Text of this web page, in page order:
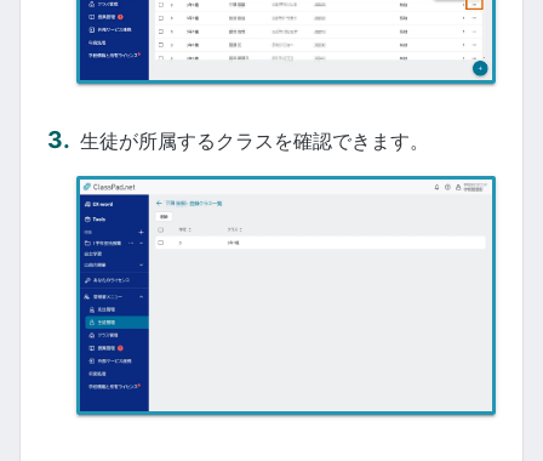
生徒が所属するクラスを確認できます。